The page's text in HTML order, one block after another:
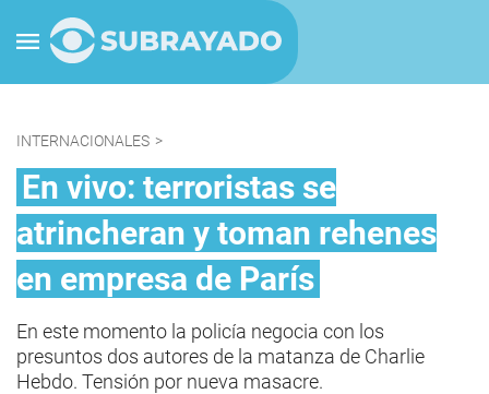
INTERNACIONALES >
En vivo: terroristas se
atrincheran y toman rehenes
en empresa de París
En este momento la policía negocia con los
presuntos dos autores de la matanza de Charlie
Hebdo. Tensión por nueva masacre.